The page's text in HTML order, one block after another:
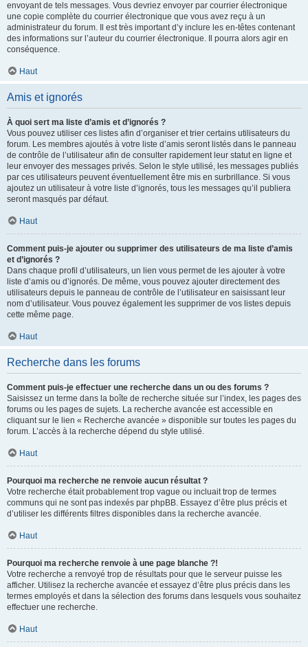
envoyant de tels messages. Vous devriez envoyer par courrier électronique
une copie complète du courrier électronique que vous avez reçu à un
administrateur du forum. Il est très important d’y inclure les en-têtes contenant
des informations sur l’auteur du courrier électronique. Il pourra alors agir en
conséquence.
Haut
Amis et ignorés
À quoi sert ma liste d’amis et d’ignorés ?
Vous pouvez utiliser ces listes afin d’organiser et trier certains utilisateurs du
forum. Les membres ajoutés à votre liste d’amis seront listés dans le panneau
de contrôle de l’utilisateur afin de consulter rapidement leur statut en ligne et
leur envoyer des messages privés. Selon le style utilisé, les messages publiés
par ces utilisateurs peuvent éventuellement être mis en surbrillance. Si vous
ajoutez un utilisateur à votre liste d’ignorés, tous les messages qu’il publiera
seront masqués par défaut.
Haut
Comment puis-je ajouter ou supprimer des utilisateurs de ma liste d’amis
et d’ignorés ?
Dans chaque profil d’utilisateurs, un lien vous permet de les ajouter à votre
liste d’amis ou d’ignorés. De même, vous pouvez ajouter directement des
utilisateurs depuis le panneau de contrôle de l’utilisateur en saisissant leur
nom d’utilisateur. Vous pouvez également les supprimer de vos listes depuis
cette même page.
Haut
Recherche dans les forums
Comment puis-je effectuer une recherche dans un ou des forums ?
Saisissez un terme dans la boîte de recherche située sur l’index, les pages des
forums ou les pages de sujets. La recherche avancée est accessible en
cliquant sur le lien « Recherche avancée » disponible sur toutes les pages du
forum. L’accès à la recherche dépend du style utilisé.
Haut
Pourquoi ma recherche ne renvoie aucun résultat ?
Votre recherche était probablement trop vague ou incluait trop de termes
communs qui ne sont pas indexés par phpBB. Essayez d’être plus précis et
d’utiliser les différents filtres disponibles dans la recherche avancée.
Haut
Pourquoi ma recherche renvoie à une page blanche ?!
Votre recherche a renvoyé trop de résultats pour que le serveur puisse les
afficher. Utilisez la recherche avancée et essayez d’être plus précis dans les
termes employés et dans la sélection des forums dans lesquels vous souhaitez
effectuer une recherche.
Haut